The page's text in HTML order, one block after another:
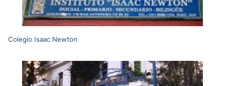
Colegio Isaac Newton